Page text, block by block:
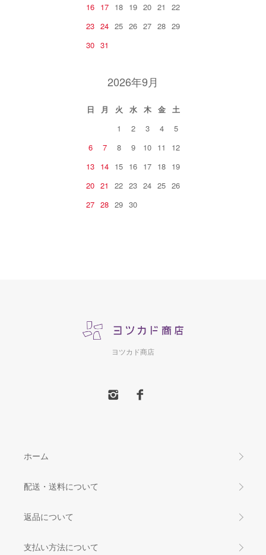
16 17 18 19 20 21
22
23 24 25 26 27 28 29
30 31
2026年9月
日 月 火 水 木 金
土
1
2 3 4
5
6
7 8 9 10 11
12
13 14 15 16 17 18 19
20 21 22 23 24 25 26
27 28 29 30
ヨツカド商店
ホーム
配送・送料について
返品について
支払い方法について